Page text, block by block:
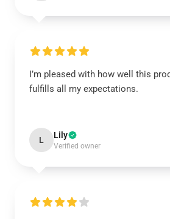
I’m pleased with how well this
fulfills all my expectations.
L Lily
Verified owner